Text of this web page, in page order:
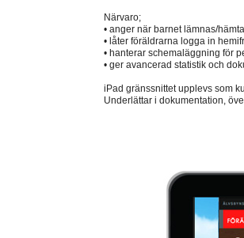
Närvaro;
• anger när barnet lämnas/
• låter föräldrarna logga in
• hanterar schemaläggning för
• ger avancerad statistik och
iPad gränssnittet upplevs som
Underlättar i dokumentation,